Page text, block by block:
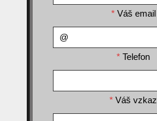
*Váš email
* Telefon
* Váš vzkaz